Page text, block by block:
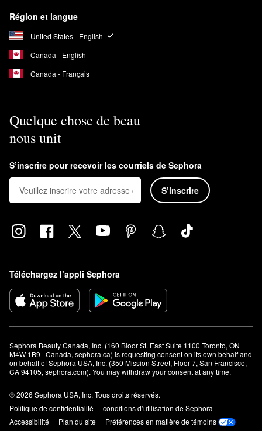
Région et langue
United States - English
Canada - English
Canada - Français
Quelque chose de beau
nous unit
S’inscrire pour recevoir les courriels de Sephora
S’inscrire
Téléchargez l’appli Sephora
Sephora Beauty Canada, Inc. (160 Bloor St. East Suite 1100 Toronto, ON
M4W 1B9 | Canada, sephora.ca) is requesting consent on its own behalf and
on behalf of Sephora USA, Inc. (350 Mission Street, Floor 7, San Francisco,
CA 94105, sephora.com). You may withdraw your consent at any time.
© 2026 Sephora USA, Inc. Tous droits réservés.
Politique de confidentialité
conditions d’utilisation de Sephora
Accessibilité
Plan du site
Préférences en matière de témoins